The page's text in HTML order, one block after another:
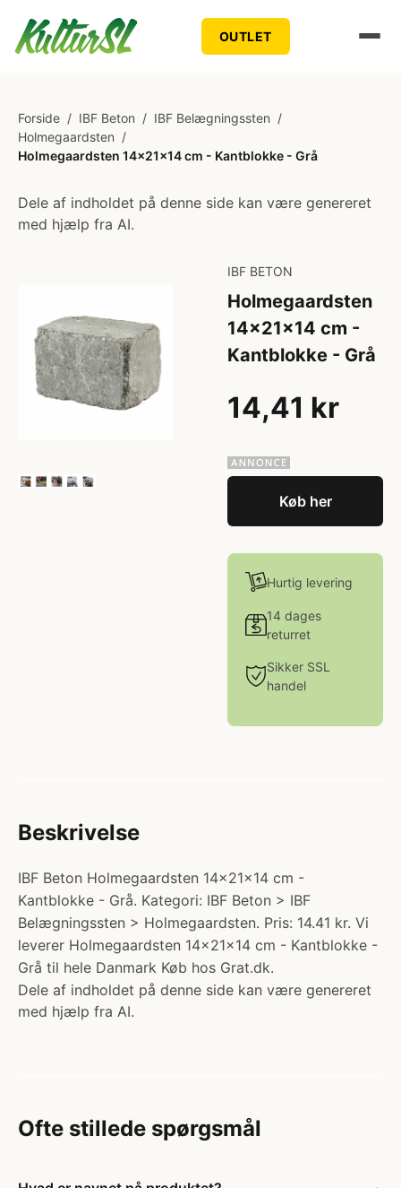
OUTLET
Forside / IBF Beton / IBF Belægningssten /
Holmegaardsten /
Holmegaardsten 14x21x14 cm - Kantblokke - Grå
Dele af indholdet på denne side kan være genereret
med hjælp fra AI.
IBF BETON
Holmegaardsten
14x21x14 cm -
Kantblokke - Grå
14,41 kr
Køb her
Hurtig levering
14 dages
returret
Sikker SSL
handel
Beskrivelse
IBF Beton Holmegaardsten 14x21x14 cm -
Kantblokke - Grå. Kategori: IBF Beton > IBF
Belægningssten > Holmegaardsten. Pris: 14.41 kr. Vi
leverer Holmegaardsten 14x21x14 cm - Kantblokke -
Grå til hele Danmark Køb hos Grat.dk.
Dele af indholdet på denne side kan være genereret
med hjælp fra AI.
Ofte stillede spørgsmål